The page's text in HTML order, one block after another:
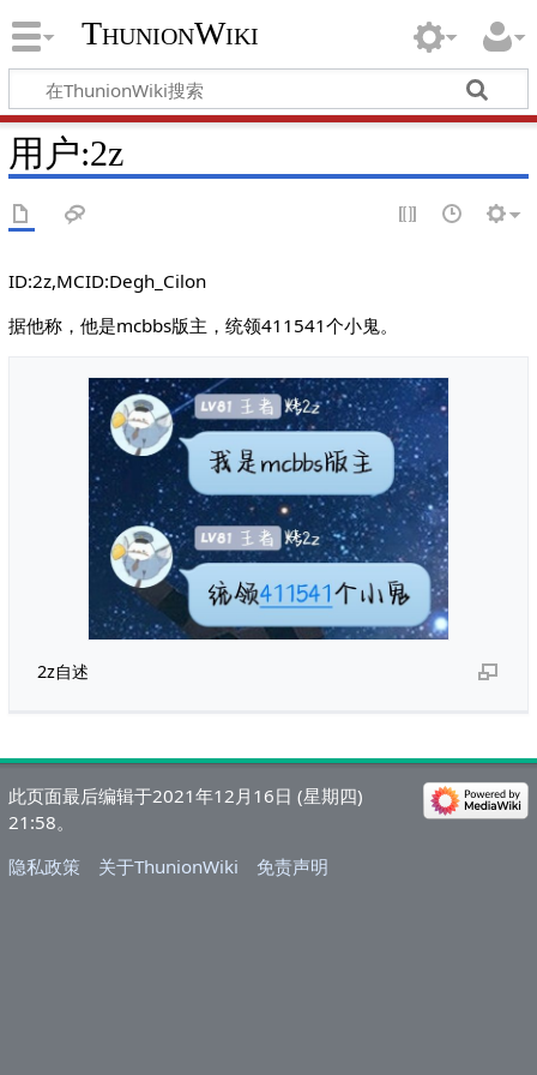
ThunionWiki
用户:2z
ID:2z,MCID:Degh_Cilon
据他称，他是mcbbs版主，统领411541个小鬼。
2z自述
此页面最后编辑于2021年12月16日 (星期四)
21:58。
隐私政策
关于ThunionWiki 免责声明